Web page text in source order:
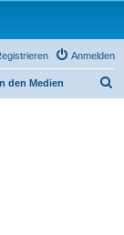
Anmelden
den Medien